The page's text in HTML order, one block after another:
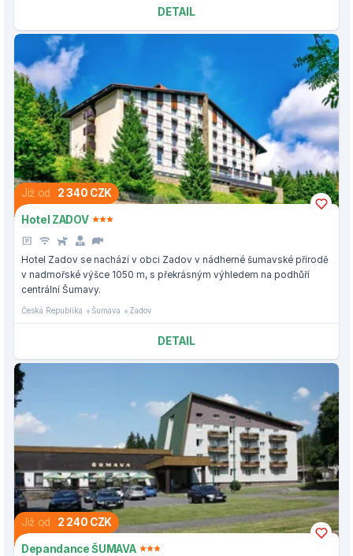
DETAIL
Již od 2 340 CZK
Hotel ZADOV
Hotel Zadov se nachází v obci Zadov v nádherné šumavské přírodě
v nadmořské výšce 1050 m, s překrásným výhledem na podhůří
centrální Šumavy.
Česká Republika Šumava Zadov
DETAIL
Již od 2 240 CZK
Depandance ŠUMAVA